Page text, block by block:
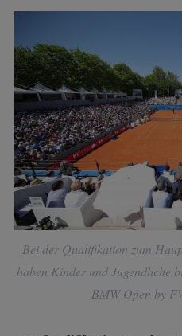
Bei der Qualifikation zum
haben Kinder und Jugendliche
BMW Open by